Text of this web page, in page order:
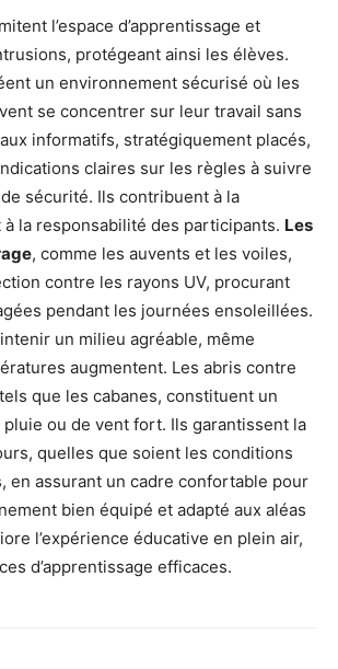
l’espace d’apprentissage et
protégeant ainsi les élèves.
un environnement sécurisé où les
se concentrer sur leur travail sans
informatifs, stratégiquement placés,
claires sur les règles à suivre
sécurité. Ils contribuent à la
la responsabilité des participants. Les
, comme les auvents et les voiles,
contre les rayons UV, procurant
pendant les journées ensoleillées.
un milieu agréable, même
augmentent. Les abris contre
que les cabanes, constituent un
ou de vent fort. Ils garantissent la
quelles que soient les conditions
en assurant un cadre confortable pour
bien équipé et adapté aux aléas
l’expérience éducative en plein air,
d’apprentissage efficaces.